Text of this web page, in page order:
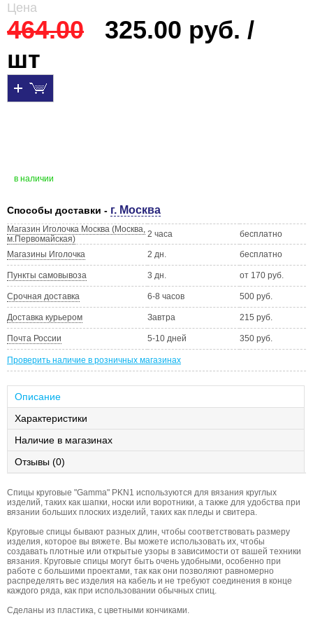
Цена
464.00
325.00 руб. /
шт
в наличии
Способы доставки - г. Москва
Магазин Иголочка Москва (Москва,
м.Первомайская)
2 часа бесплатно
Магазины Иголочка 2 дн. бесплатно
Пункты самовывоза 3 дн. от 170 руб.
Срочная доставка 6-8 часов 500 руб.
Доставка курьером Завтра 215 руб.
Почта России 5-10 дней 350 руб.
Проверить наличие в розничных магазинах
Описание
Характеристики
Наличие в магазинах
Отзывы (0)
Спицы круговые "Gamma" PKN1 используются для вязания круглых
изделий, таких как шапки, носки или воротники, а также для удобства при
вязании больших плоских изделий, таких как пледы и свитера.
Круговые спицы бывают разных длин, чтобы соответствовать размеру
изделия, которое вы вяжете. Вы можете использовать их, чтобы
создавать плотные или открытые узоры в зависимости от вашей техники
вязания. Круговые спицы могут быть очень удобными, особенно при
работе с большими проектами, так как они позволяют равномерно
распределять вес изделия на кабель и не требуют соединения в конце
каждого ряда, как при использовании обычных спиц.
Сделаны из пластика, с цветными кончиками.